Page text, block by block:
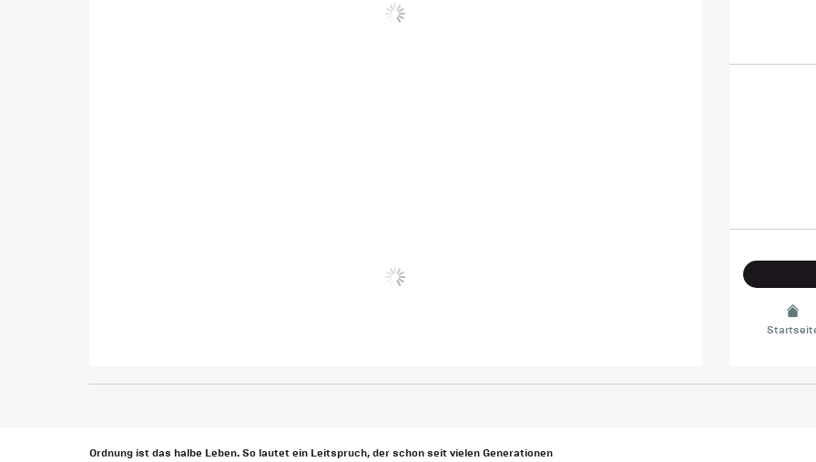
Ordnung ist das halbe Leben. So lautet ein Leitspruch, der schon seit vielen Generationen